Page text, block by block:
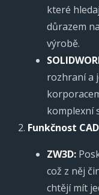
které
důrazem
výrobě.
rozhraní a
komplexní
Funkčnost
ZW3D:
což z něj
chtějí mít